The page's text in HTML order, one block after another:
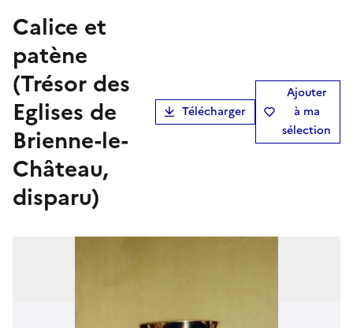
Calice et
patène
(Trésor des
Eglises de
Brienne-le-
Château,
disparu)
Télécharger
Ajouter
à ma
sélection